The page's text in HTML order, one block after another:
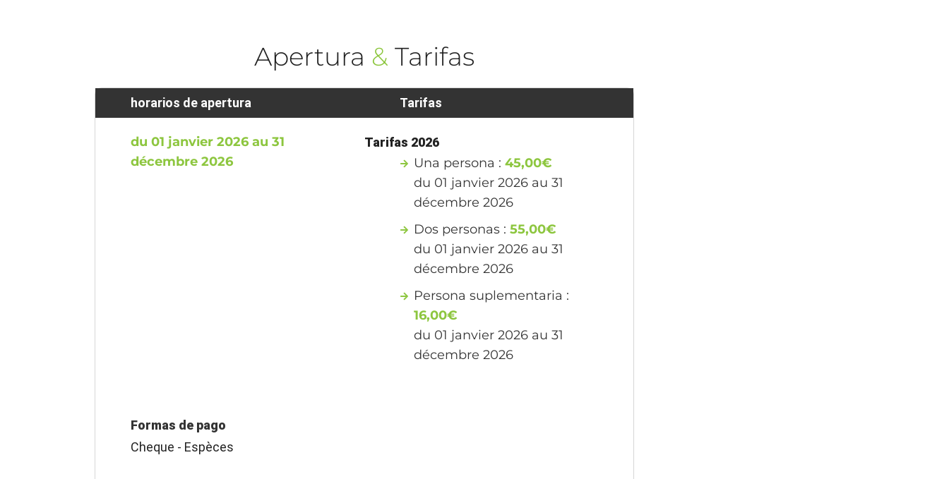
Apertura & Tarifas
horarios de apertura
du 01 janvier 2026 au 31
décembre 2026
Tarifas
Tarifas 2026
Una persona :45,00€
du 01 janvier 2026 au 31
décembre 2026
Dos personas :55,00€
du 01 janvier 2026 au 31
décembre 2026
Persona suplementaria :
16,00€
du 01 janvier 2026 au 31
décembre 2026
Formas de pago
Cheque - Espèces